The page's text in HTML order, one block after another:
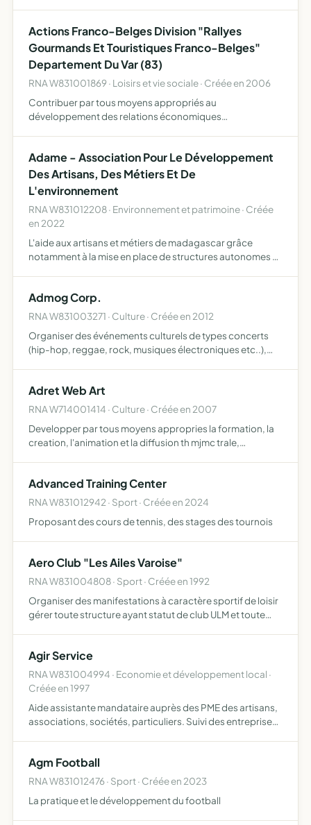
lie…
Actions Franco-Belges Division "Rallyes
Gourmands Et Touristiques Franco-Belges"
Departement Du Var (83)
RNA W831001869 · Loisirs et vie sociale · Créée en 2006
Contribuer par tous moyens appropriés au
développement des relations économiques
francophone de Belgique promou…
Adame - Association Pour Le Développement
Des Artisans, Des Métiers Et De
L'environnement
RNA W831012208 · Environnement et patrimoine · Créée
en 2022
L'aide aux artisans et métiers de madagascar grâce
notamment à la mise en place de structures autonomes et
populations lo…
Admog Corp.
RNA W831003271 · Culture · Créée en 2012
Organiser des événements culturels de types concerts
(hip-hop, reggae, rock, musiques électroniques etc..),
Adret Web Art
RNA W714001414 · Culture · Créée en 2007
Developper par tous moyens appropries la formation, la
creation, l'animation et la diffusion th mjmc trale,
Advanced Training Center
RNA W831012942 · Sport · Créée en 2024
Proposant des cours de tennis, des stages des tournois
Aero Club "Les Ailes Varoise"
RNA W831004808 · Sport · Créée en 1992
Organiser des manifestations à caractère sportif de loisir
gérer toute structure ayant statut de club ULM et toute
Agir Service
RNA W831004994 · Economie et développement local ·
Créée en 1997
Aide assistante mandataire auprès des PME des artisans,
associations, sociétés, particuliers. Suivi des entreprises,
Agm Football
RNA W831012476 · Sport · Créée en 2023
La pratique et le développement du football